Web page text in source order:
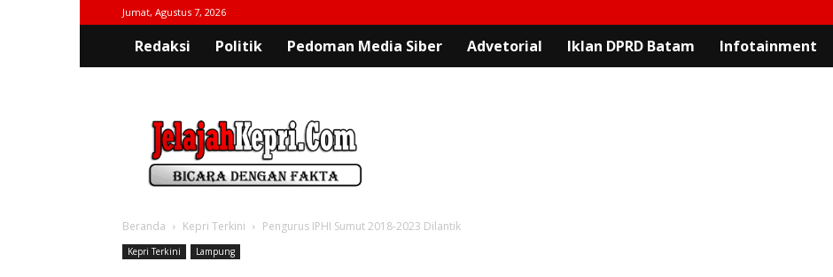
Jumat, Agustus 7, 2026
Redaksi Politik Pedoman Media Siber Advetorial Iklan DPRD Batam Infotainment
Beranda Kepri Terkini Pengurus IPHI Sumut 2018-2023 Dilantik
Kepri Terkini Lampung